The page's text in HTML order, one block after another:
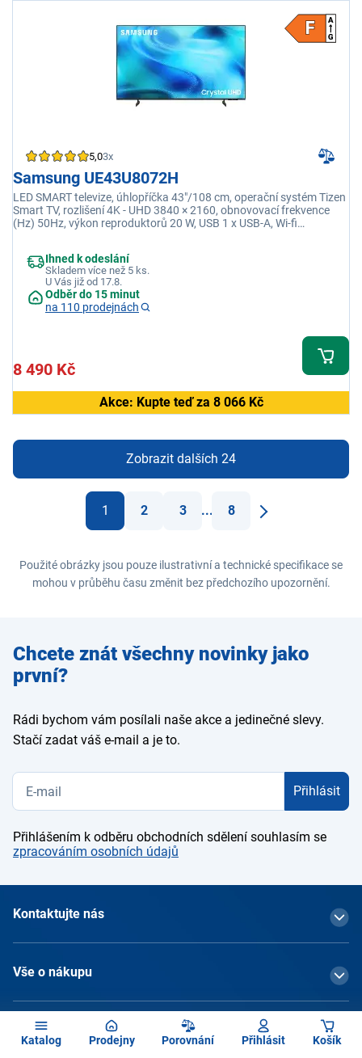
Katalog Prodejny Porovnání Přihlásit Košík
5,03x
Samsung UE43U8072H
LED SMART televize, úhlopříčka 43"/108 cm, operační systém Tizen
Smart TV, rozlišení 4K - UHD 3840 × 2160, obnovovací frekvence
(Hz) 50Hz, výkon reproduktorů 20 W, USB 1 x USB-A, Wi-fi
Ihned k odeslání
Skladem více než 5 ks.
U Vás již od 17.8.
Odběr do 15 minut
na 110 prodejnách
8 490 Kč
Akce: Kupte teď za 8 066 Kč
Zobrazit dalších 24
1 2 3 ...
8
Použité obrázky jsou pouze ilustrativní a technické specifikace se
mohou v průběhu času změnit bez předchozího upozornění.
Zadejte
e-mail
Chcete znát všechny novinky jako
první?
Rádi bychom vám posílali naše akce a jedinečné slevy.
Stačí zadat váš e-mail a je to.
Přihlásit
Přihlášením k odběru obchodních sdělení souhlasím se
zpracováním osobních údajů
Kontaktujte nás
Vše o nákupu
O společnosti